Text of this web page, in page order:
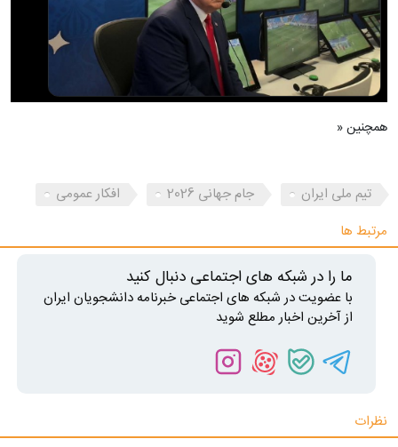
همچنین «
تیم ملی ایران جام جهانی 2026
افکار عمومی
مرتبط ها
ما را در شبکه های اجتماعی دنبال کنید
با عضویت در شبکه های اجتماعی خبرنامه دانشجویان ایران
از آخرین اخبار مطلع شوید
نظرات